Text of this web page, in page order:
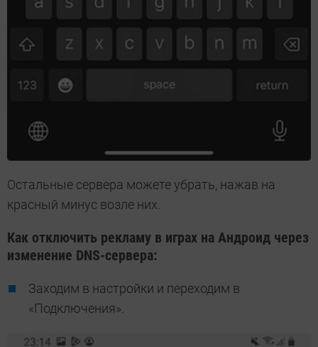
Остальные сервера можете убрать, нажав на
красный минус возле них.
Как отключить рекламу в играх на Андроид через
изменение DNS-сервера:
Заходим в настройки и переходим в
«Подключения».